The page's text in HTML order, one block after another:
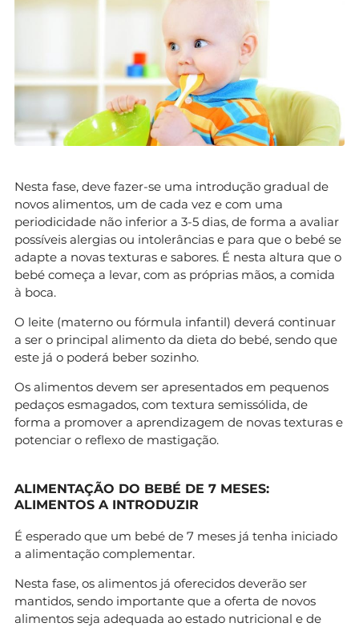
Nesta fase, deve fazer-se uma introdução gradual de
novos alimentos, um de cada vez e com uma
periodicidade não inferior a 3-5 dias, de forma a avaliar
possíveis alergias ou intolerâncias e para que o bebé se
adapte a novas texturas e sabores. É nesta altura que o
bebé começa a levar, com as próprias mãos, a comida
à boca.
O leite (materno ou fórmula infantil) deverá continuar
a ser o principal alimento da dieta do bebé, sendo que
este já o poderá beber sozinho.
Os alimentos devem ser apresentados em pequenos
pedaços esmagados, com textura semissólida, de
forma a promover a aprendizagem de novas texturas e
potenciar o reflexo de mastigação.
ALIMENTAÇÃO DO BEBÉ DE 7 MESES:
ALIMENTOS A INTRODUZIR
É esperado que um bebé de 7 meses já tenha iniciado
a alimentação complementar.
Nesta fase, os alimentos já oferecidos deverão ser
mantidos, sendo importante que a oferta de novos
alimentos seja adequada ao estado nutricional e de